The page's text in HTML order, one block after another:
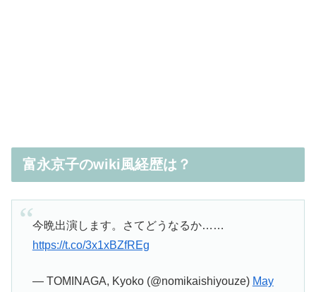
富永京子のwiki風経歴は？
今晩出演します。さてどうなるか……
https://t.co/3x1xBZfREg
— TOMINAGA, Kyoko (@nomikaishiyouze) May